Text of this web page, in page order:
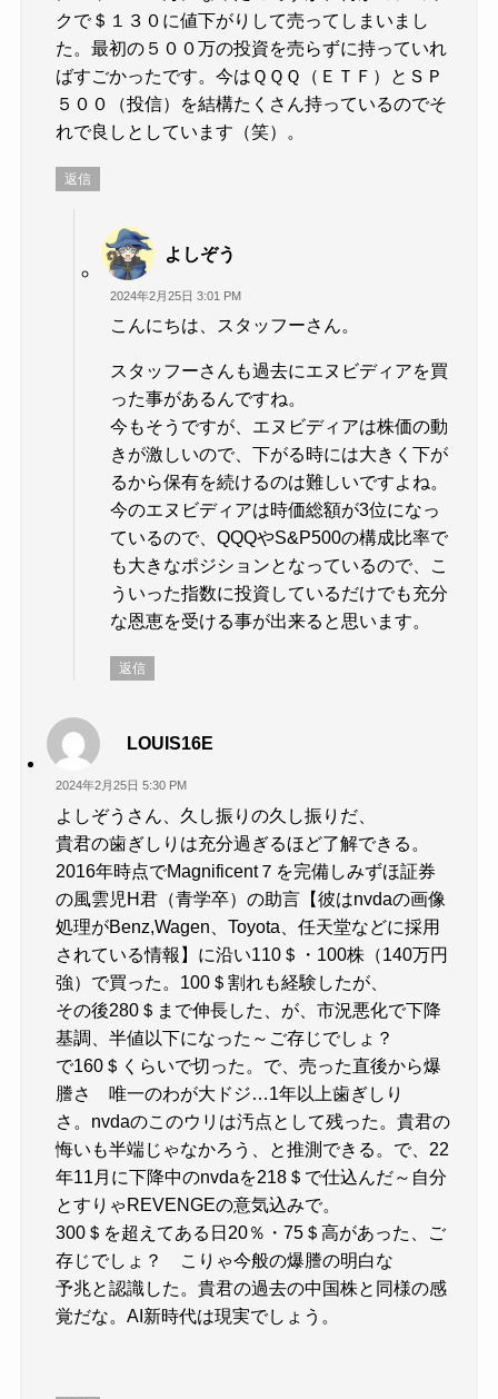
クで＄１３０に値下がりして売ってしまいまし
た。最初の５００万の投資を売らずに持っていれ
ばすごかったです。今はＱＱＱ（ＥＴＦ）とＳＰ
５００（投信）を結構たくさん持っているのでそ
れで良しとしています（笑）。
返信
よしぞう
2024年2月25日 3:01 PM
こんにちは、スタッフーさん。
スタッフーさんも過去にエヌビディアを買
った事があるんですね。
今もそうですが、エヌビディアは株価の動
きが激しいので、下がる時には大きく下が
るから保有を続けるのは難しいですよね。
今のエヌビディアは時価総額が3位になっ
ているので、QQQやS&P500の構成比率で
も大きなポジションとなっているので、こ
ういった指数に投資しているだけでも充分
な恩恵を受ける事が出来ると思います。
返信
LOUIS16E
2024年2月25日 5:30 PM
よしぞうさん、久し振りの久し振りだ、
貴君の歯ぎしりは充分過ぎるほど了解できる。
2016年時点でMagnificent７を完備しみずほ証券
の風雲児H君（青学卒）の助言【彼はnvdaの画像
処理がBenz,Wagen、Toyota、任天堂などに採用
されている情報】に沿い110＄・100株（140万円
強）で買った。100＄割れも経験したが、
その後280＄まで伸長した、が、市況悪化で下降
基調、半値以下になった～ご存じでしょ？
で160＄くらいで切った。で、売った直後から爆
謄さ 唯一のわが大ドジ…1年以上歯ぎしり
さ。nvdaのこのウリは汚点として残った。貴君の
悔いも半端じゃなかろう、と推測できる。で、22
年11月に下降中のnvdaを218＄で仕込んだ～自分
とすりゃREVENGEの意気込みで。
300＄を超えてある日20％・75＄高があった、ご
存じでしょ？ こりゃ今般の爆謄の明白な
予兆と認識した。貴君の過去の中国株と同様の感
覚だな。AI新時代は現実でしょう。